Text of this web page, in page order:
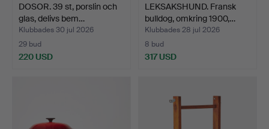
DOSOR. 39 st, porslin och
glas, delivs bem…
Klubbades 30 jul 2026
29 bud
220 USD
LEKSAKSHUND. Fransk
bulldog, omkring 1900,…
Klubbades 28 jul 2026
8 bud
317 USD